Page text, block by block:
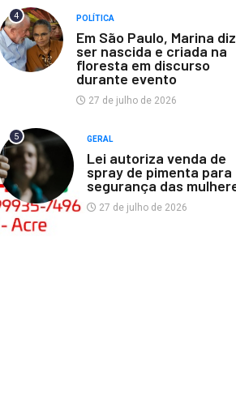
4 POLÍTICA
Em São Paulo, Marina diz
ser nascida e criada na
floresta em discurso
durante evento
27 de julho de 2026
5 GERAL
Lei autoriza venda de
spray de pimenta para
segurança das
27 de julho de 2026